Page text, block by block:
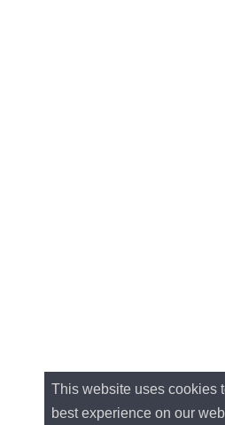
This website uses cookies
best experience on our